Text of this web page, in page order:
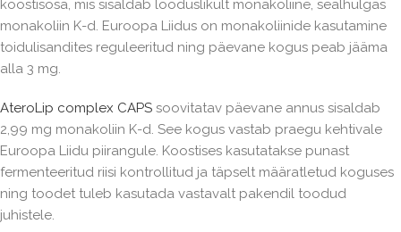
koostisosa, mis sisaldab looduslikult monakoliine, sealhulgas
monakoliin K-d. Euroopa Liidus on monakoliinide kasutamine
toidulisandites reguleeritud ning päevane kogus peab jääma
alla 3 mg.
AteroLip complex CAPS soovitatav päevane annus sisaldab
2,99 mg monakoliin K-d. See kogus vastab praegu kehtivale
Euroopa Liidu piirangule. Koostises kasutatakse punast
fermenteeritud riisi kontrollitud ja täpselt määratletud koguses
ning toodet tuleb kasutada vastavalt pakendil toodud
juhistele.